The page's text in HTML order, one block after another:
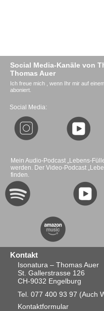
Social Media-Kanäle von
Thomas Auer
Ich freue mich , wenn Ihr mir auf
aboniert.
Social Media:
Mein Audio-Podcast „Lebens-
werden. Der Video-Podcast
finden.
Kontakt
Isonatura – Thomas Auer
St. Gallerstrasse 126
CH-9032 Engelburg
Tel. 077 400 93 97 (Auch
Kontaktformular